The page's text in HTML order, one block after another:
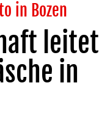
in Bozen
leitet
in